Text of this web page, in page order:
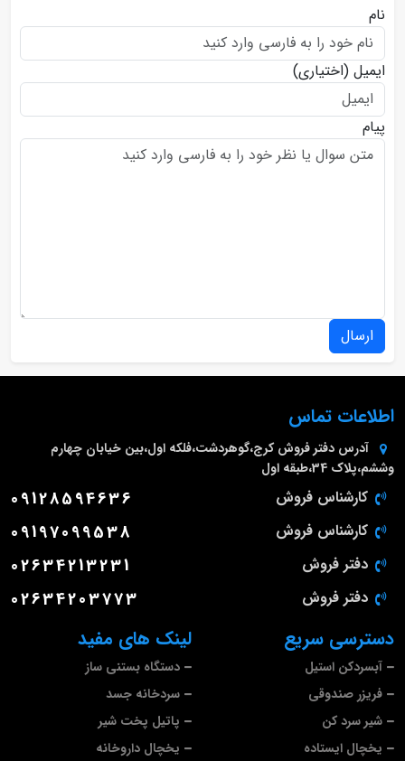
نام
ایمیل (اختیاری)
پیام
ارسال
لینک های مفید
دستگاه بستنی ساز
سردخانه جسد
پاتیل پخت شیر
یخچال داروخانه
دسترسی سریع
آبسردکن استیل
فریزر صندوقی
شیر سرد کن
یخچال ایستاده
اطلاعات تماس
آدرس دفتر فروش کرج،گوهردشت،فلکه اول،بین خیابان چهارم
وششم،پلاک 34،طبقه اول
کارشناس فروش 09128594636
کارشناس فروش 09197099538
دفتر فروش 02634213231
دفتر فروش 02634203773